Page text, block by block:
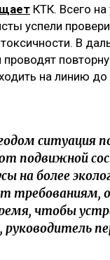
КТК. Всего
успели
В
на линию до
ситуация
подвижной
на более
требованиям,
чтобы